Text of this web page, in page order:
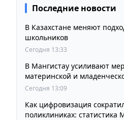
Последние новости
В Казахстане меняют
школьников
Сегодня 13:33
В Мангистау усиливают
материнской и
Сегодня 13:09
Как цифровизация
поликлиниках: статистика